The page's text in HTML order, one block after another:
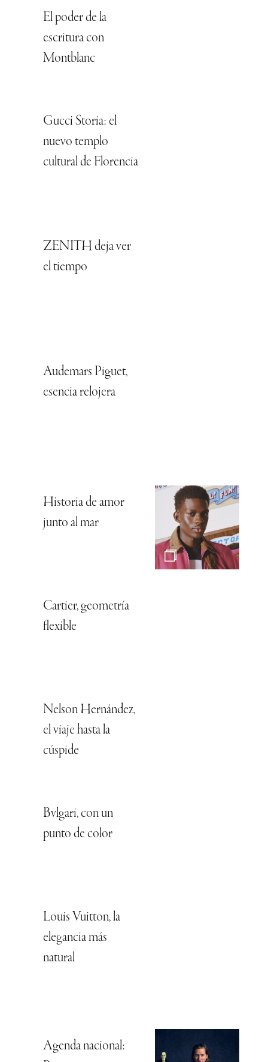
El poder de la
escritura con
Montblanc
Gucci Storia: el
nuevo templo
cultural de Florencia
ZENITH deja ver
el tiempo
Audemars Piguet,
esencia relojera
Historia de amor
junto al mar
Cartier, geometría
flexible
Nelson Hernández,
el viaje hasta la
cúspide
Bvlgari, con un
punto de color
Louis Vuitton, la
elegancia más
natural
Agenda nacional: